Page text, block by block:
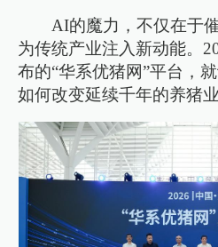
AI的魔力，不仅在于
为传统产业注入新动能。
布的“华系优猪网”平台，
如何改变延续千年的养猪业